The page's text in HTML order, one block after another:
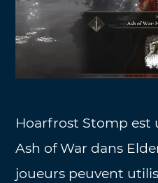
Hoarfrost Stomp est
Ash of War dans
joueurs peuvent